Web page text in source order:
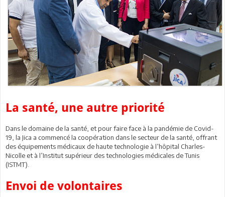
La santé, une autre priorité
Dans le domaine de la santé, et pour faire face à la pandémie de Covid-
19, la Jica a commencé la coopération dans le secteur de la santé, offrant
des équipements médicaux de haute technologie à l’hôpital Charles-
Nicolle et à l’Institut supérieur des technologies médicales de Tunis
(ISTMT).
Envoi de volontaires